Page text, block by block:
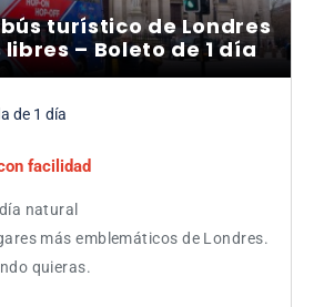
turístico de Londres
– Boleto de 1 día
de 1 día
facilidad
natural
más emblemáticos de Londres.
quieras.